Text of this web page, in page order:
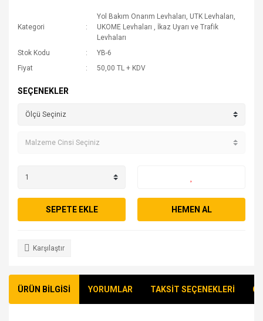
Kategori
Yol Bakım Onarım Levhaları, UTK Levhaları,
UKOME Levhaları , İkaz Uyarı ve Trafik
Levhaları
Stok Kodu
YB-6
Fiyat
50,00 TL + KDV
SEÇENEKLER
SEPETE EKLE HEMEN AL
Karşılaştır
ÜRÜN BİLGİSİ YORUMLAR TAKSİT SEÇENEKLERİ